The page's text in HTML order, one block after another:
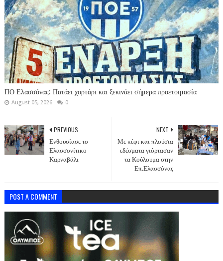
ΠΟ Ελασσόνας: Πατάει χορτάρι και ξεκινάει σήμερα προετοιμασία
August 05, 2026 0
NEXT
Με κέφι και πλούσια
εδέσματα γιόρτασαν
τα Κούλουμα στην
Επ.Ελασσόνας
PREVIOUS
Ενθουσίασε το
Ελασσονίτικο
Καρναβάλι
POST A COMMENT